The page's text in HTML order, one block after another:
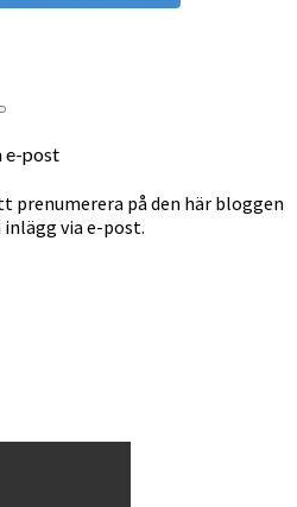
e-post
prenumerera på den här bloggen
inlägg via e-post.